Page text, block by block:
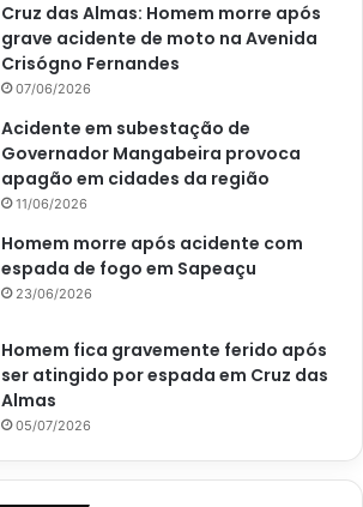
Cruz das Almas: Homem morre após
grave acidente de moto na Avenida
Crisógno Fernandes
07/06/2026
Acidente em subestação de
Governador Mangabeira provoca
apagão em cidades da região
11/06/2026
Homem morre após acidente com
espada de fogo em Sapeaçu
23/06/2026
Homem fica gravemente ferido após
ser atingido por espada em Cruz das
Almas
05/07/2026